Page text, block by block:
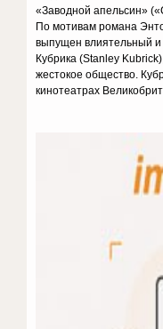
«Заводной апельсин»
По мотивам романа
выпущен влиятельный
Кубрика (Stanley
жестокое общество.
кинотеатрах